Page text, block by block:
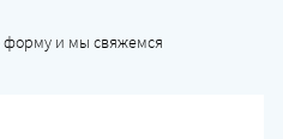
форму и мы свяжемся